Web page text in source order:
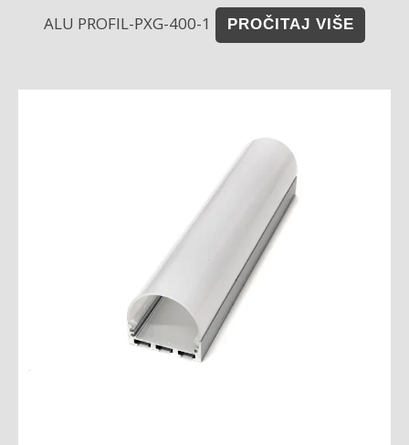
ALU PROFIL-PXG-400-1 PROČITAJ VIŠE